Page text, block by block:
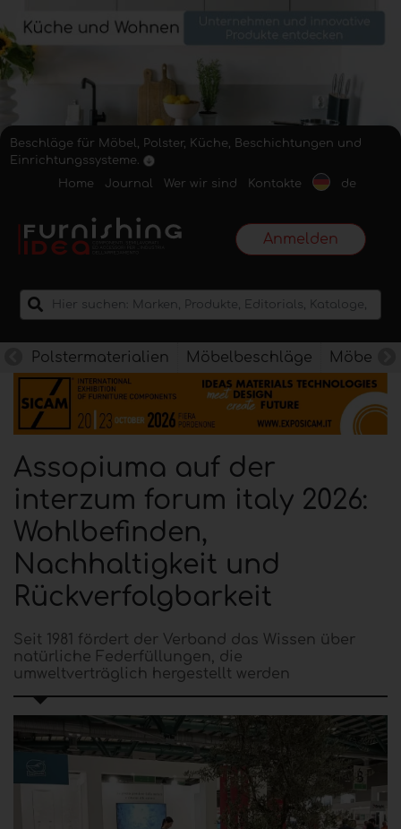
Beschläge für Möbel, Polster, Küche, Beschichtungen und
Einrichtungssysteme.
Home
Journal Wer wir sind Kontakte de
Anmelden
Polstermaterialien Möbelbeschläge
Assopiuma auf der
interzum forum italy 2026:
Wohlbefinden,
Nachhaltigkeit und
Rückverfolgbarkeit
Seit 1981 fördert der Verband das Wissen über
natürliche Federfüllungen, die
umweltverträglich hergestellt werden